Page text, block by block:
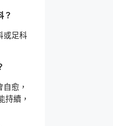
？
或足科
愈，
持續，